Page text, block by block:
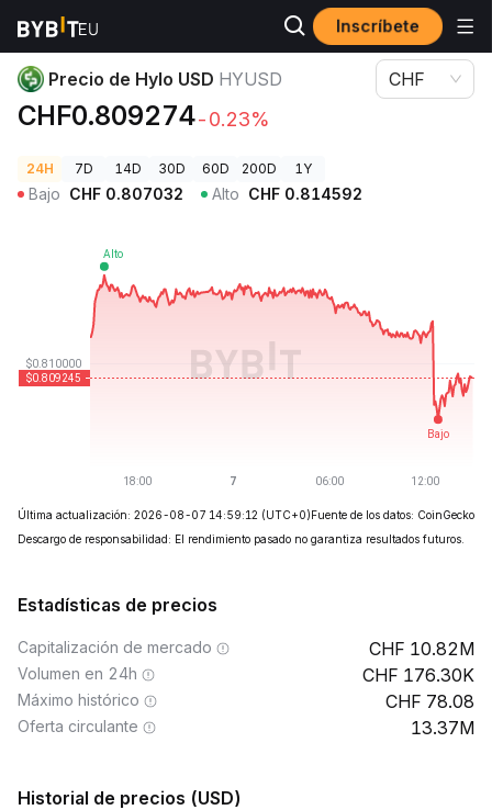
Inscríbete
Precios de Criptomonedas Precio de Hylo USD HYUSD
Precio de Hylo USD HYUSD
CHF0.809274-0.23%
CHF
24H 7D 14D 30D 60D 200D 1Y
Bajo CHF 0.807032 Alto CHF 0.814592
Última actualización: 2026-08-07 14:59:12 (UTC+0)Fuente de los datos: CoinGecko
Descargo de responsabilidad: El rendimiento pasado no garantiza resultados futuros.
Estadísticas de precios
Capitalización de mercado 10.82M
Volumen en 24h 176.30K
Máximo histórico 78.08
Oferta circulante 13.37M
Historial de precios (USD)